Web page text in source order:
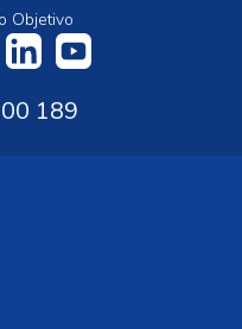
Objetivo
189